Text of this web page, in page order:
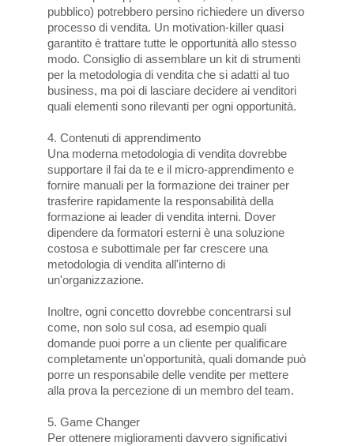
pubblico) potrebbero persino richiedere un diverso
processo di vendita. Un motivation-killer quasi
garantito è trattare tutte le opportunità allo stesso
modo. Consiglio di assemblare un kit di strumenti
per la metodologia di vendita che si adatti al tuo
business, ma poi di lasciare decidere ai venditori
quali elementi sono rilevanti per ogni opportunità.
4. Contenuti di apprendimento
Una moderna metodologia di vendita dovrebbe
supportare il fai da te e il micro-apprendimento e
fornire manuali per la formazione dei trainer per
trasferire rapidamente la responsabilità della
formazione ai leader di vendita interni. Dover
dipendere da formatori esterni è una soluzione
costosa e subottimale per far crescere una
metodologia di vendita all'interno di
un'organizzazione.
Inoltre, ogni concetto dovrebbe concentrarsi sul
come, non solo sul cosa, ad esempio quali
domande puoi porre a un cliente per qualificare
completamente un'opportunità, quali domande può
porre un responsabile delle vendite per mettere
alla prova la percezione di un membro del team.
5. Game Changer
Per ottenere miglioramenti davvero significativi